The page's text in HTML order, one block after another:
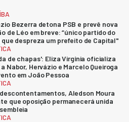
Bezerra detona PSB e prevê nova
de Léo em breve: “único partido do
que despreza um prefeito de Capital"
de chapas': Eliza Virgínia oficializa
Nabor, Hervázio e Marcelo Queiroga
em João Pessoa
Aledson Moura
que oposição permanecerá unida